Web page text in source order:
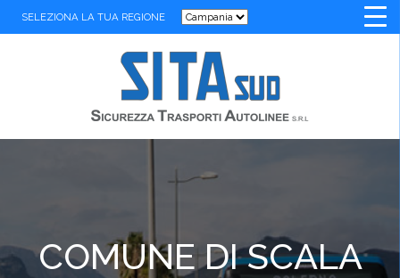
SELEZIONA LA TUA REGIONE
COMUNE DI SCALA